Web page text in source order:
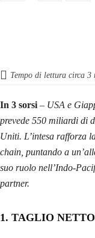
Tempo di lettura circa 3
In 3 sorsi – USA e
prevede 550 miliardi di
Uniti. L’intesa rafforza
chain, puntando a
suo ruolo nell’Indo-
partner.
1. TAGLIO